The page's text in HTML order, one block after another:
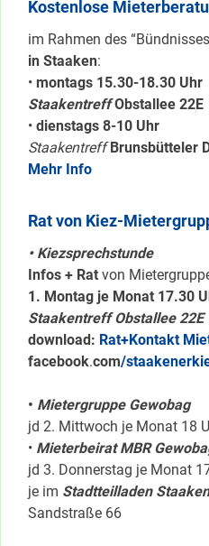
Kostenlose
im Rahmen des
in Staaken:
• montags 15.30-18.30 Uhr
Staakentreff Obstallee 22E
• dienstags 8-10 Uhr
Staakentreff Brunsbütteler
Mehr Info
Rat von Kiez-
• Kiezsprechstunde
Infos + Rat von
1. Montag je Monat 17.30
Staakentreff Obstallee 22E
download: Rat+Kontakt
facebook.com/
• Mietergruppe Gewobag
jd 2. Mittwoch je Monat 18
• Mieterbeirat MBR
jd 3. Donnerstag je Monat
je im Stadtteilladen Staaken
Sandstraße 66